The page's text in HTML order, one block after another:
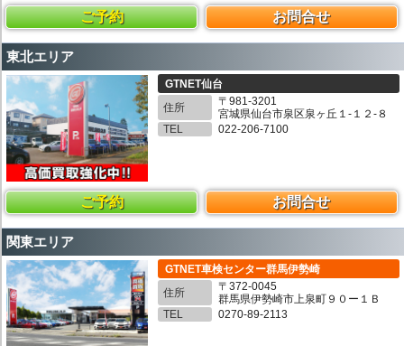
ご予約 お問合せ
東北エリア
GTNET仙台
住所
〒981-3201
宮城県仙台市泉区泉ヶ丘１-１２-８
TEL
022-206-7100
ご予約 お問合せ
関東エリア
GTNET車検センター群馬伊勢崎
住所
〒372-0045
群馬県伊勢崎市上泉町９０ー１Ｂ
TEL
0270-89-2113